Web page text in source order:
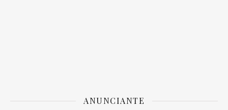
ANUNCIANTE